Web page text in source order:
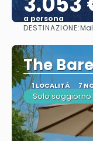
a persona
DESTINAZIONE:
The
1 LOCALITÀ 7
Solo soggiorno